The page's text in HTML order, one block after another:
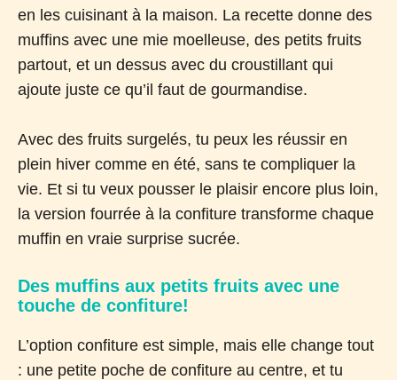
en les cuisinant à la maison. La recette donne des
muffins avec une mie moelleuse, des petits fruits
partout, et un dessus avec du croustillant qui
ajoute juste ce qu’il faut de gourmandise.
Avec des fruits surgelés, tu peux les réussir en
plein hiver comme en été, sans te compliquer la
vie. Et si tu veux pousser le plaisir encore plus loin,
la version fourrée à la confiture transforme chaque
muffin en vraie surprise sucrée.
Des muffins aux petits fruits avec une
touche de confiture!
L’option confiture est simple, mais elle change tout
: une petite poche de confiture au centre, et tu